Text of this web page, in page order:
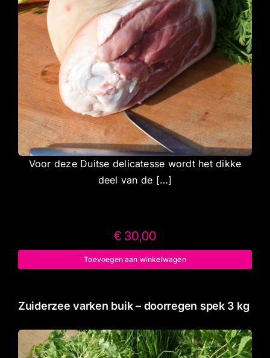
Voor deze Duitse delicatesse wordt het dikke
deel van de […]
€30,00
Toevoegen aan winkelwagen
Zuiderzee varken buik – doorregen spek 3 kg